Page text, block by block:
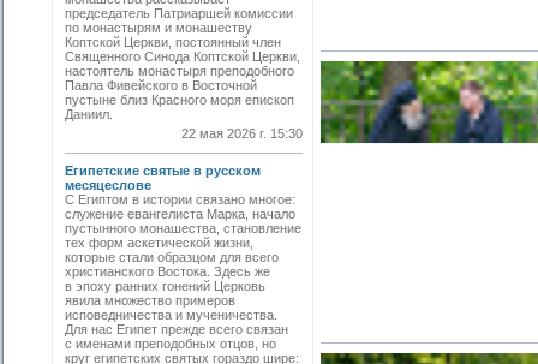
председатель Патриаршей комиссии
по монастырям и монашеству
Коптской Церкви, постоянный член
Священного Синода Коптской Церкви,
настоятель монастыря преподобного
Павла Фивейского в Восточной
пустыне близ Красного моря епископ
Даниил.
22 мая 2026 г. 15:30
Египетские святые в русском
месяцеслове
С Египтом в истории связано многое:
служение евангелиста Марка, начало
пустынного монашества, становление
тех форм аскетической жизни,
которые стали образцом для всего
христианского Востока. Здесь же
в эпоху ранних гонений Церковь
явила множество примеров
исповедничества и мученичества.
Для нас Египет прежде всего связан
с именами преподобных отцов, но
круг египетских святых гораздо шире: